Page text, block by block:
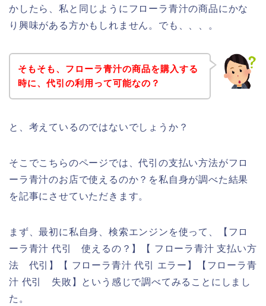
かしたら、私と同じようにフローラ青汁の商品にかな
り興味がある方かもしれません。でも、、、。
そもそも、フローラ青汁の商品を購入する
時に、代引の利用って可能なの？
と、考えているのではないでしょうか？
そこでこちらのページでは、代引の支払い方法がフロ
ーラ青汁のお店で使えるのか？を私自身が調べた結果
を記事にさせていただきます。
まず、最初に私自身、検索エンジンを使って、【フロ
ーラ青汁 代引 使えるの？】【 フローラ青汁 支払い方
法 代引】【 フローラ青汁 代引 エラー】【フローラ青
汁 代引 失敗】という感じで調べてみることにしまし
た。